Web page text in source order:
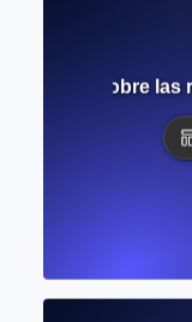
completa sobre